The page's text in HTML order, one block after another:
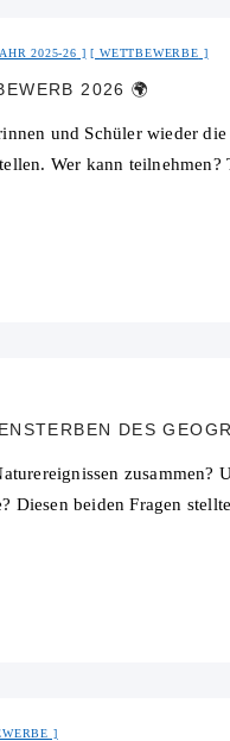
2025-26 WETTBEWERBE
2026 🌍
und Schüler wieder
Wer kann
DES
zusammen?
Diesen beiden Fragen